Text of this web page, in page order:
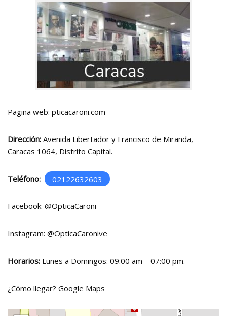
Pagina web: pticacaroni.com
Dirección: Avenida Libertador y Francisco de Miranda,
Caracas 1064, Distrito Capital.
Teléfono: 02122632603
Facebook: @OpticaCaroni
Instagram: @OpticaCaronive
Horarios: Lunes a Domingos: 09:00 am – 07:00 pm.
¿Cómo llegar? Google Maps